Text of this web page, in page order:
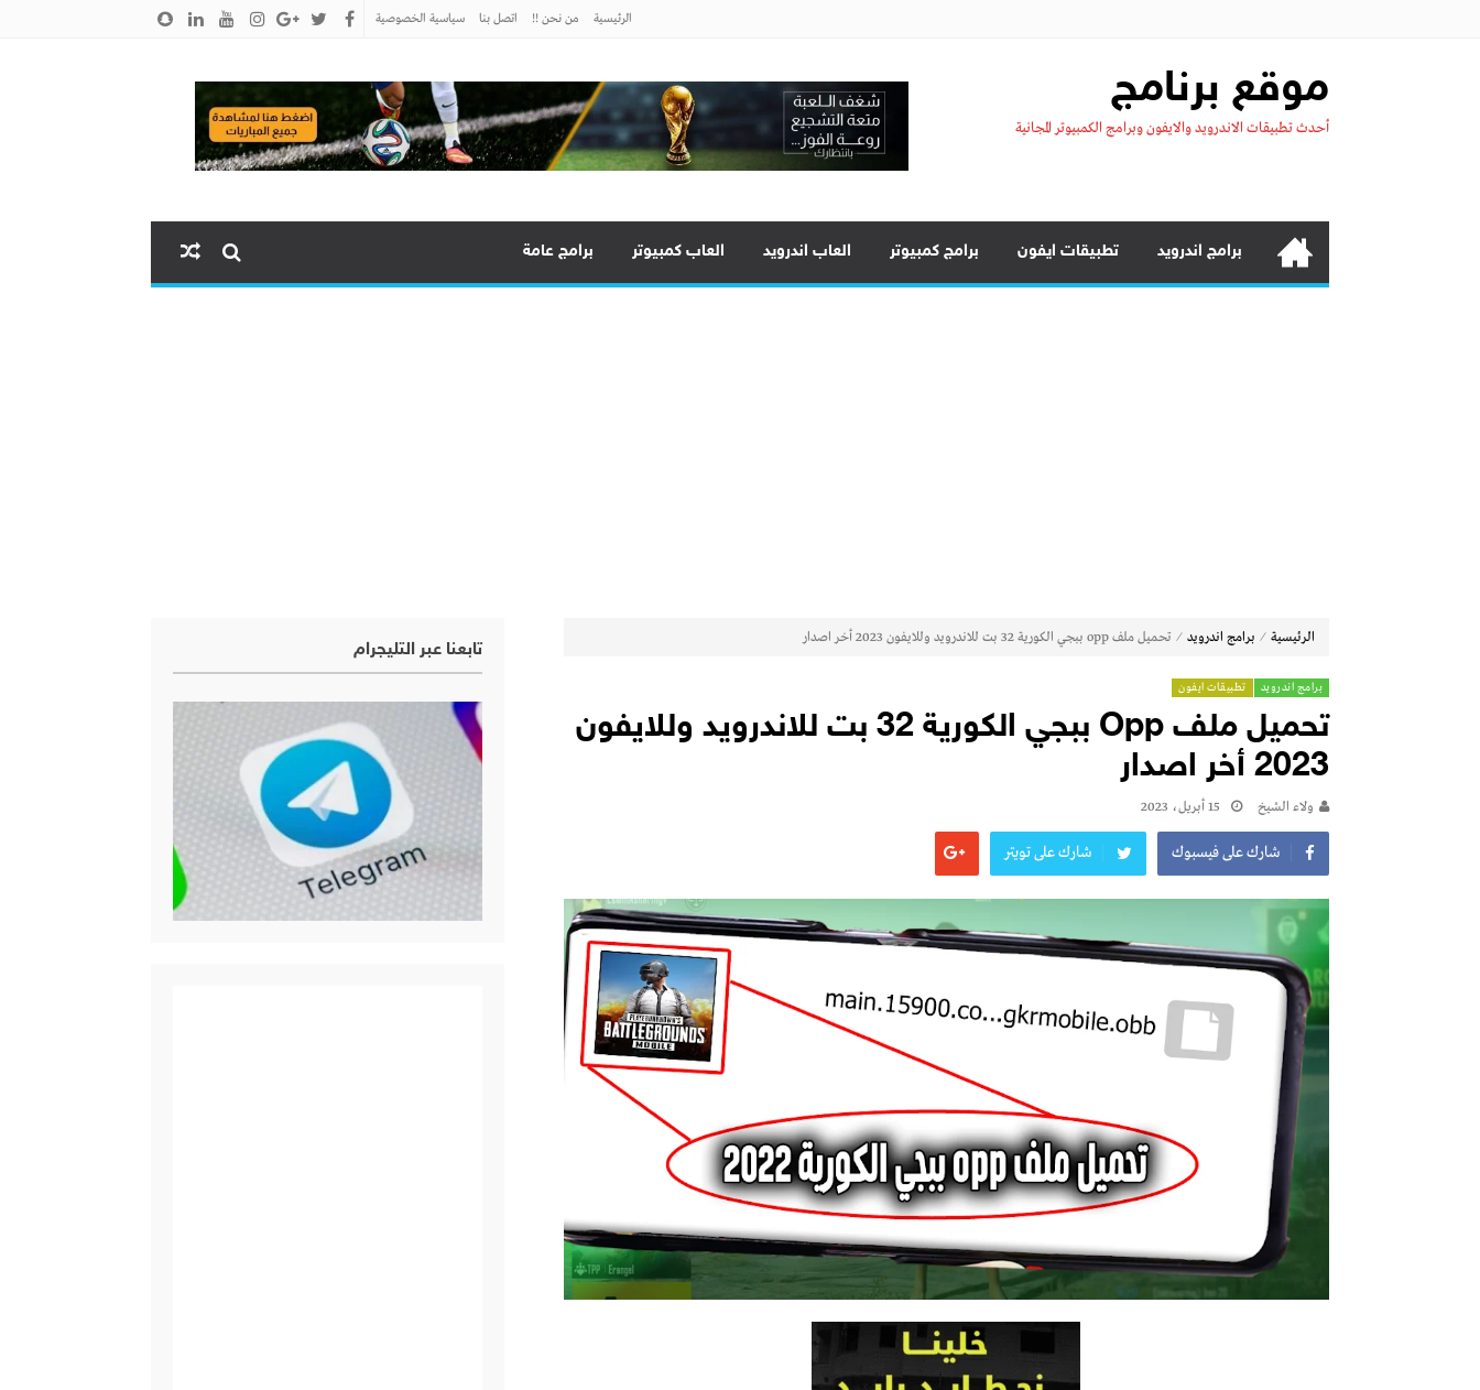
الرئيسية من نحن !! اتصل بنا سياسية الخصوصية
موقع برنامج
أحدث تطبيقات الاندرويد والايفون وبرامج الكمبيوتر المجانية
برامج اندرويد تطبيقات ايفون برامج كمبيوتر العاب اندرويد العاب كمبيوتر برامج عامة
الرئيسية ⁄ برامج اندرويد ⁄ تحميل ملف opp ببجي الكورية 32 بت للاندرويد وللايفون 2023 أخر اصدار
برامج اندرويد تطبيقات ايفون
تحميل ملف Opp ببجي الكورية 32 بت للاندرويد وللايفون
2023 أخر اصدار
ولاء الشيخ 15 أبريل، 2023
شارك على فيسبوك شارك على تويتر
تابعنا عبر التليجرام